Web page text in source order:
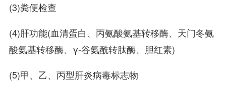
(3)粪便检查
(4)肝功能(血清蛋白、丙氨酸氨基转移酶、天门冬氨
酸氨基转移酶、γ-谷氨酰转肽酶、胆红素)
(5)甲、乙、丙型肝炎病毒标志物